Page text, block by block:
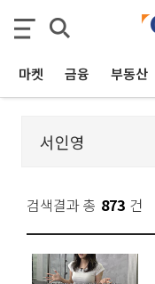
마켓 금융 부동산
검색결과 총 873 건